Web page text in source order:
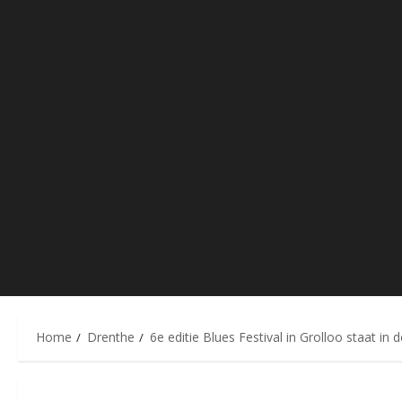
Home Drenthe 6e editie Blues Festival in Grolloo staat in